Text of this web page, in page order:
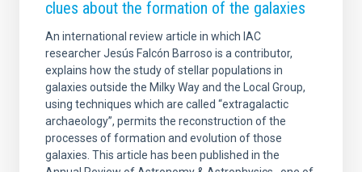
clues about the formation of the galaxies
An international review article in which IAC
researcher Jesús Falcón Barroso is a contributor,
explains how the study of stellar populations in
galaxies outside the Milky Way and the Local Group,
using techniques which are called “extragalactic
archaeology”, permits the reconstruction of the
processes of formation and evolution of those
galaxies. This article has been published in the